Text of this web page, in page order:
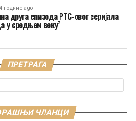
4 године ago
друга епизода РТС-овог серијала
у средњем веку”
ПРЕТРАГА
ЧЛАНЦИ